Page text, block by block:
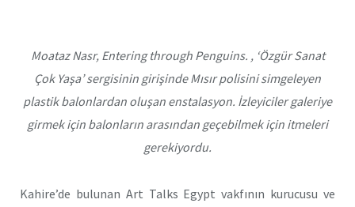
Moataz Nasr, Entering through Penguins. , ‘Özgür Sanat
Çok Yaşa’ sergisinin girişinde Mısır polisini simgeleyen
plastik balonlardan oluşan enstalasyon. İzleyiciler galeriye
girmek için balonların arasından geçebilmek için itmeleri
gerekiyordu.
Kahire’de bulunan Art Talks Egypt vakfının kurucusu ve